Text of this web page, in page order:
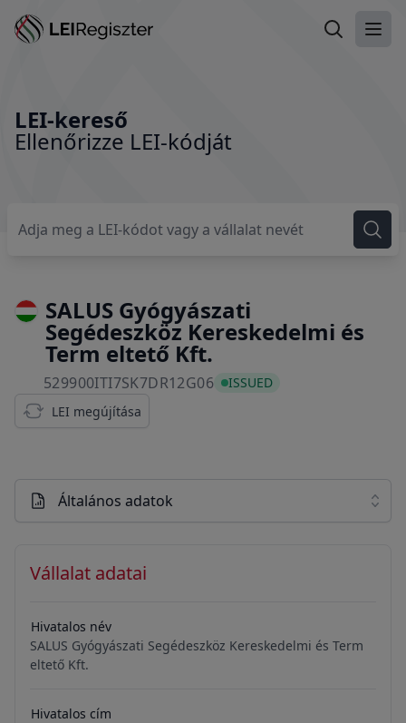
LEI-kereső
LEI-kereső
Ellenőrizze LEI-kódját
SALUS Gyógyászati
Segédeszköz Kereskedelmi és
Term eltető Kft.
529900ITI7SK7DR12G06529900ITI7SK7DR12G06
ISSUED
LEI megújítása
Általános adatok
Vállalat adatai
Hivatalos név
SALUS Gyógyászati Segédeszköz Kereskedelmi és Term
eltető Kft.
Hivatalos cím